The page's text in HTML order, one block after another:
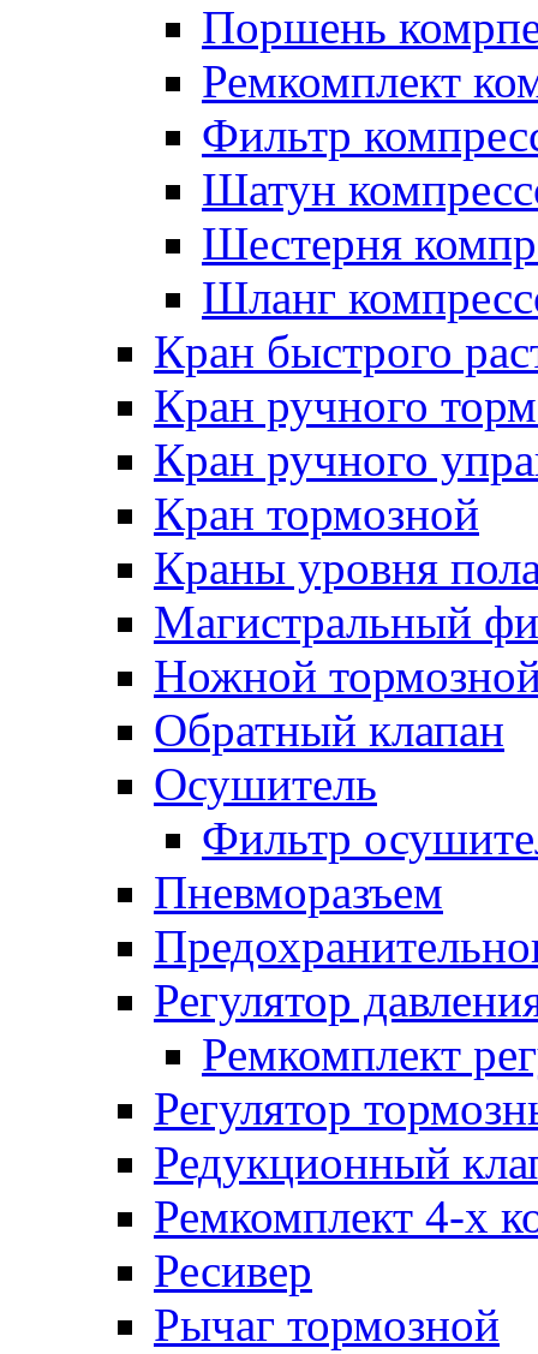
Поршень
Ремкомплект
Фильтр
Шатун
Шестерня
Шланг
Кран быстрого
Кран ручного
Кран ручного
Кран тормозной
Краны уровня
Магистральный
Ножной
Обратный клапан
Осушитель
Фильтр
Пневморазъем
Регулятор
Ремкомплект
Регулятор
Редукционный
Ремкомплект 4-х
Ресивер
Рычаг тормозной